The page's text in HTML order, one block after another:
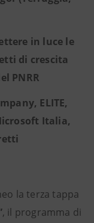
in luce le
di crescita
PNRR
ELITE,
Italia,
la terza tappa
, il programma di